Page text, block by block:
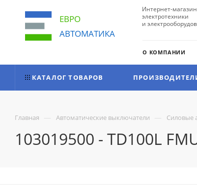
ЕВРО
АВТОМАТИКА
Интернет-магазин
электротехники
и
О КОМПАНИИ
КАТАЛОГ ТОВАРОВ
Главная — Автоматические выключатели — Силовые
103019500 - TD100L